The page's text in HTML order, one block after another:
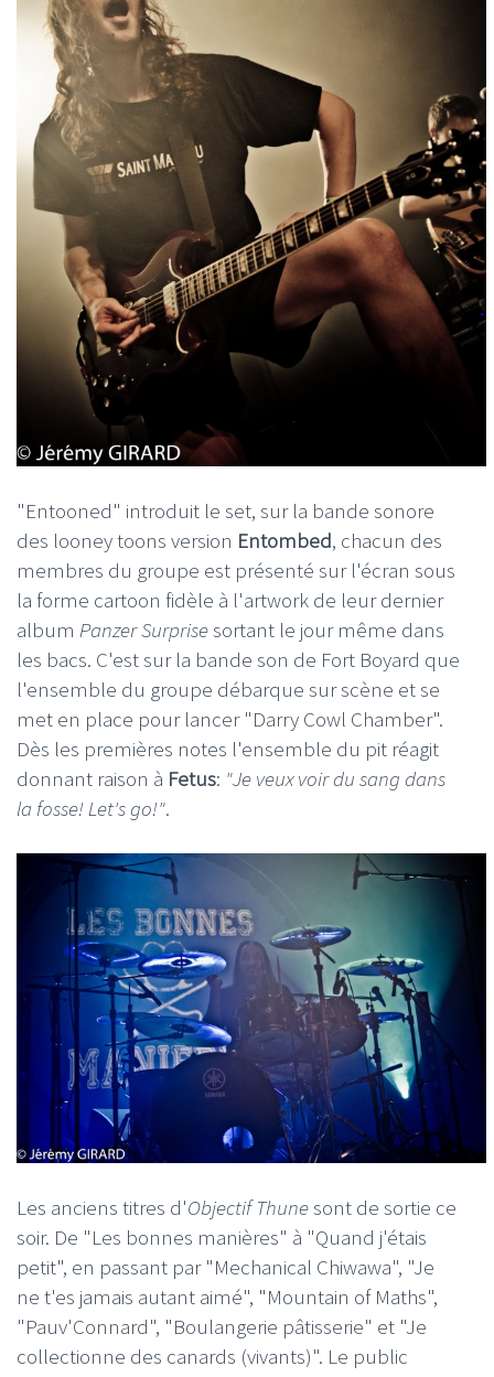
"Entooned" introduit le set, sur la bande sonore
des looney toons version Entombed, chacun des
membres du groupe est présenté sur l'écran sous
la forme cartoon fidèle à l'artwork de leur dernier
album Panzer Surprisesortant le jour même dans
les bacs. C'est sur la bande son de Fort Boyard que
l'ensemble du groupe débarque sur scène et se
met en place pour lancer "Darry Cowl Chamber".
Dès les premières notes l'ensemble du pit réagit
donnant raison à Fetus: "Je veux voir du sang dans
la fosse! Let's go!".
Les anciens titres d'Objectif Thunesont de sortie ce
soir. De "Les bonnes manières" à "Quand j'étais
petit", en passant par "Mechanical Chiwawa", "Je
ne t'es jamais autant aimé", "Mountain of Maths",
"Pauv'Connard", "Boulangerie pâtisserie" et "Je
collectionne des canards (vivants)". Le public